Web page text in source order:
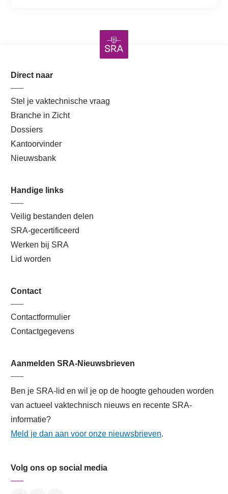
Direct naar
Stel je vaktechnische vraag
Branche in Zicht
Dossiers
Kantoorvinder
Nieuwsbank
Handige links
Veilig bestanden delen
SRA-gecertificeerd
Werken bij SRA
Lid worden
Contact
Contactformulier
Contactgegevens
Aanmelden SRA-Nieuwsbrieven
Ben je SRA-lid en wil je op de hoogte gehouden worden
van actueel vaktechnisch nieuws en recente SRA-
informatie?
Meld je dan aan voor onze nieuwsbrieven.
Volg ons op social media